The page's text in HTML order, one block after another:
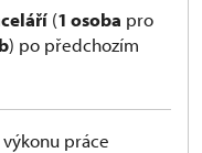
(1 osoba pro
) po předchozím
práce